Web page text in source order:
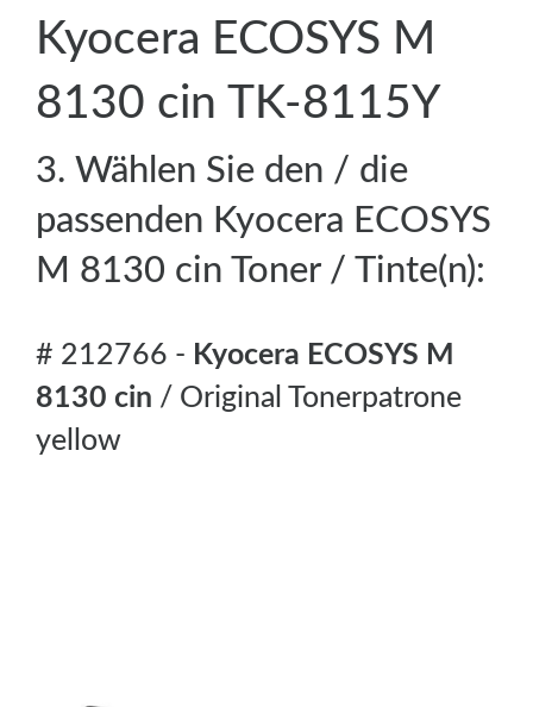
Kyocera ECOSYS M
8130 cin TK-8115Y
3. Wählen Sie den / die
passenden Kyocera ECOSYS
M 8130 cin Toner / Tinte(n):
# 212766 - Kyocera ECOSYS M
8130 cin / Original Tonerpatrone
yellow